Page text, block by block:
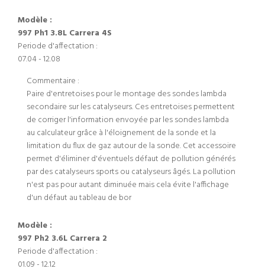
Modèle :
997 Ph1 3.8L Carrera 4S
Periode d'affectation :
07.04 - 12.08
Commentaire :
Paire d'entretoises pour le montage des sondes lambda
secondaire sur les catalyseurs. Ces entretoises permettent
de corriger l'information envoyée par les sondes lambda
au calculateur grâce à l'éloignement de la sonde et la
limitation du flux de gaz autour de la sonde. Cet accessoire
permet d'éliminer d'éventuels défaut de pollution générés
par des catalyseurs sports ou catalyseurs âgés. La pollution
n'est pas pour autant diminuée mais cela évite l'affichage
d'un défaut au tableau de bor
Modèle :
997 Ph2 3.6L Carrera 2
Periode d'affectation :
01.09 - 12.12